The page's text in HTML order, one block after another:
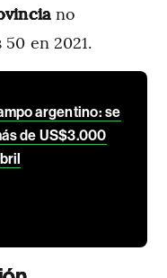
no
en 2021.
argentino: se
de US$3.000